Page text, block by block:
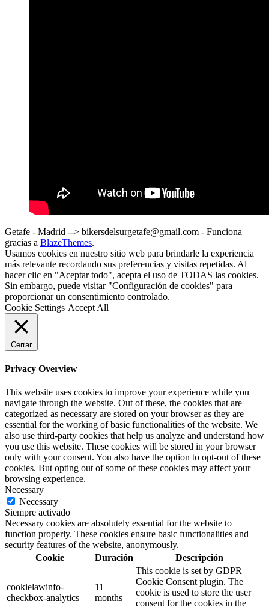
Getafe - Madrid --> bikersdelsurgetafe@gmail.com - Funciona
gracias a BlazeThemes.
Usamos cookies en nuestro sitio web para brindarle la experiencia
más relevante recordando sus preferencias y visitas repetidas. Al
hacer clic en "Aceptar todo", acepta el uso de TODAS las cookies.
Sin embargo, puede visitar "Configuración de cookies" para
proporcionar un consentimiento controlado.
Cookie Settings Accept All
Cerrar
Privacy Overview
This website uses cookies to improve your experience while you
navigate through the website. Out of these, the cookies that are
categorized as necessary are stored on your browser as they are
essential for the working of basic functionalities of the website. We
also use third-party cookies that help us analyze and understand how
you use this website. These cookies will be stored in your browser
only with your consent. You also have the option to opt-out of these
cookies. But opting out of some of these cookies may affect your
browsing experience.
Necessary
Necessary
Siempre activado
Necessary cookies are absolutely essential for the website to
function properly. These cookies ensure basic functionalities and
security features of the website, anonymously.
Cookie
Duración Descripción
cookielawinfo-
checkbox-analytics
11
months
This cookie is set by GDPR
Cookie Consent plugin. The
cookie is used to store the user
consent for the cookies in the